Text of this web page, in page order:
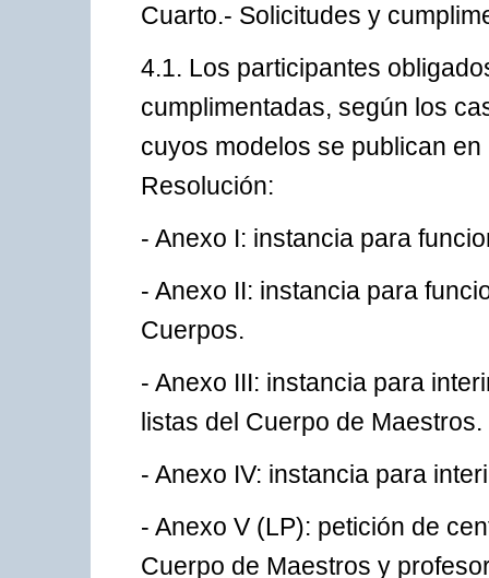
Cuarto.- Solicitudes y
4.1. Los participantes
cumplimentadas, según los
cuyos modelos se publican
Resolución:
- Anexo I: instancia para
- Anexo II: instancia para
Cuerpos.
- Anexo III: instancia para
listas del Cuerpo de Maestros.
- Anexo IV: instancia para
- Anexo V (LP): petición de
Cuerpo de Maestros y